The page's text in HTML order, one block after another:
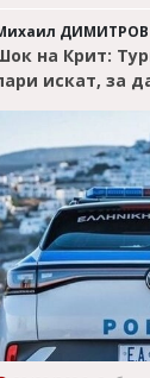
ДИМИТРОВ
на Крит:
искат, за